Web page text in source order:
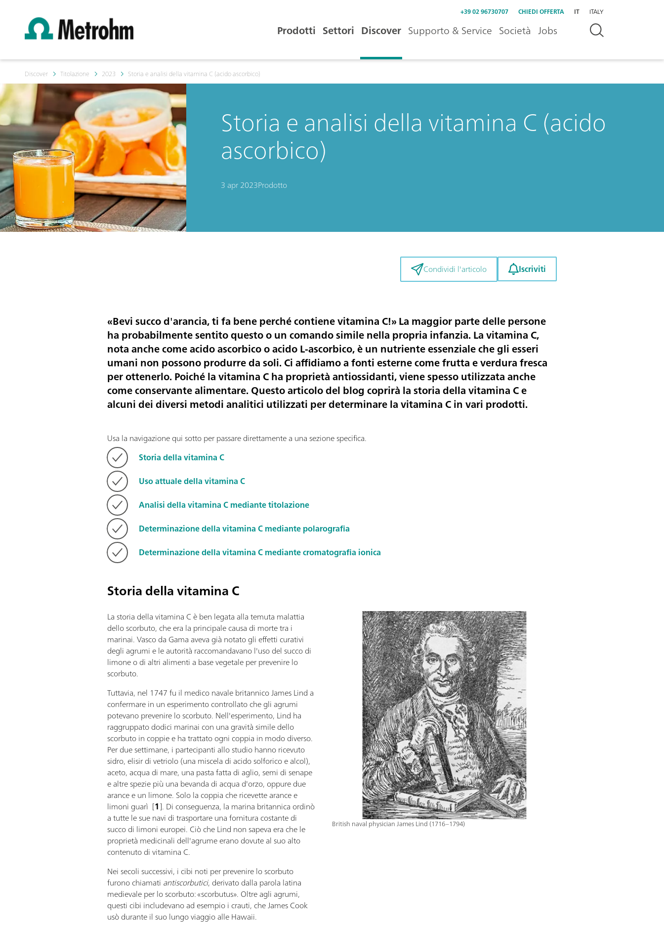
+39 02 96730707 CHIEDI OFFERTA IT ITALY
Prodotti Settori Discover Supporto & Service Società Jobs
Discover Titolazione 2023 Storia e analisi della vitamina C (acido ascorbico)
Storia e analisi della vitamina C (acido
ascorbico)
3 apr 2023Prodotto
Condividi l'articolo Iscriviti
«Bevi succo d'arancia, ti fa bene perché contiene vitamina C!» La maggior parte delle persone
ha probabilmente sentito questo o un comando simile nella propria infanzia. La vitamina C,
nota anche come acido ascorbico o acido L-ascorbico, è un nutriente essenziale che gli esseri
umani non possono produrre da soli. Ci affidiamo a fonti esterne come frutta e verdura fresca
per ottenerlo. Poiché la vitamina C ha proprietà antiossidanti, viene spesso utilizzata anche
come conservante alimentare. Questo articolo del blog coprirà la storia della vitamina C e
alcuni dei diversi metodi analitici utilizzati per determinare la vitamina C in vari prodotti.
Usa la navigazione qui sotto per passare direttamente a una sezione specifica.
Storia della vitamina C
Uso attuale della vitamina C
Analisi della vitamina C mediante titolazione
Determinazione della vitamina C mediante polarografia
Determinazione della vitamina C mediante cromatografia ionica
Storia della vitamina C
British naval physician James Lind (1716–1794)
La storia della vitamina C è ben legata alla temuta malattia
dello scorbuto, che era la principale causa di morte tra i
marinai. Vasco da Gama aveva già notato gli effetti curativi
degli agrumi e le autorità raccomandavano l'uso del succo di
limone o di altri alimenti a base vegetale per prevenire lo
scorbuto.
Tuttavia, nel 1747 fu il medico navale britannico James Lind a
confermare in un esperimento controllato che gli agrumi
potevano prevenire lo scorbuto. Nell'esperimento, Lind ha
raggruppato dodici marinai con una gravità simile dello
scorbuto in coppie e ha trattato ogni coppia in modo diverso.
Per due settimane, i partecipanti allo studio hanno ricevuto
sidro, elisir di vetriolo (una miscela di acido solforico e alcol),
aceto, acqua di mare, una pasta fatta di aglio, semi di senape
e altre spezie più una bevanda di acqua d'orzo, oppure due
arance e un limone. Solo la coppia che ricevette arance e
limoni guarì [1]. Di conseguenza, la marina britannica ordinò
a tutte le sue navi di trasportare una fornitura costante di
succo di limoni europei. Ciò che Lind non sapeva era che le
proprietà medicinali dell'agrume erano dovute al suo alto
contenuto di vitamina C.
Nei secoli successivi, i cibi noti per prevenire lo scorbuto
furono chiamati antiscorbutici, derivato dalla parola latina
medievale per lo scorbuto: «scorbutus». Oltre agli agrumi,
questi cibi includevano ad esempio i crauti, che James Cook
usò durante il suo lungo viaggio alle Hawaii.